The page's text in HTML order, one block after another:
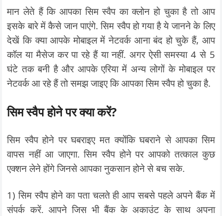
मान लेते हैं कि आपका सिम स्वैप का क्लोन हो चुका है तो आप
इसके बारे में कैसे जान पाएंगे. सिम स्वैप हो गया है ये जानने के लिए
देखें कि क्या आपके मोबाइल में नेटवर्क आना बंद हो चुके हैं, आप
कॉल या मैसेज कर पा रहे हैं या नहीं. अगर ऐसी समस्या 4 से 5
घंटे तक बनी है और आपके एरिया में अन्य लोगों के मोबाइल पर
नेटवर्क आ रहे हैं तो समझ जाइए कि आपका सिम स्वैप हो चुका है.
सिम स्वैप होने पर क्या करें?
सिम स्वैप होने पर घबराइए मत क्योंकि घबराने से आपका सिम
वापस नहीं आ जाएगा. सिम स्वैप होने पर आपको तत्काल कुछ
एक्शन लेने होंगे जिनसे आपका नुकसान होने से बच सके.
1) सिम स्वैप होने का पता चलते ही आप सबसे पहले अपने बैंक में
संपर्क करें. आपने जिस भी बैंक के अकाउंट के साथ अपना